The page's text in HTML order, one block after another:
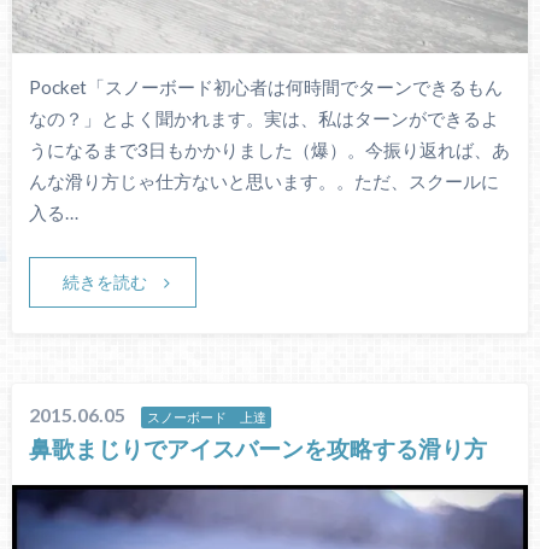
Pocket「スノーボード初心者は何時間でターンできるもん
なの？」とよく聞かれます。実は、私はターンができるよ
うになるまで3日もかかりました（爆）。今振り返れば、あ
んな滑り方じゃ仕方ないと思います。。ただ、スクールに
入る…
続きを読む
2015.06.05 スノーボード 上達
鼻歌まじりでアイスバーンを攻略する滑り方